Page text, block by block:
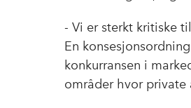
- Vi er sterkt kritiske
En
konkurransen i
områder hvor private